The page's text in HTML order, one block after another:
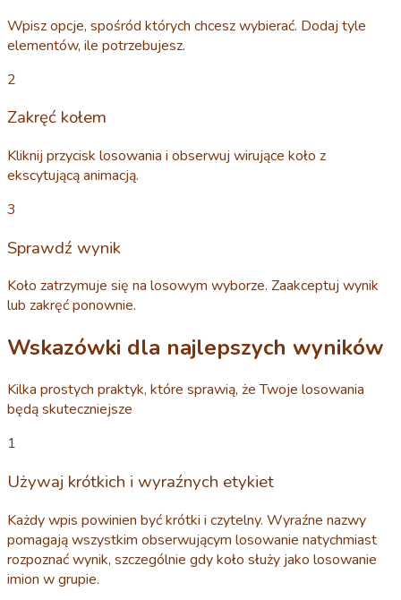
Wpisz opcje, spośród których chcesz wybierać. Dodaj tyle
elementów, ile potrzebujesz.
2
Zakręć kołem
Kliknij przycisk losowania i obserwuj wirujące koło z
ekscytującą animacją.
3
Sprawdź wynik
Koło zatrzymuje się na losowym wyborze. Zaakceptuj wynik
lub zakręć ponownie.
Wskazówki dla najlepszych wyników
Kilka prostych praktyk, które sprawią, że Twoje losowania
będą skuteczniejsze
1
Używaj krótkich i wyraźnych etykiet
Każdy wpis powinien być krótki i czytelny. Wyraźne nazwy
pomagają wszystkim obserwującym losowanie natychmiast
rozpoznać wynik, szczególnie gdy koło służy jako losowanie
imion w grupie.